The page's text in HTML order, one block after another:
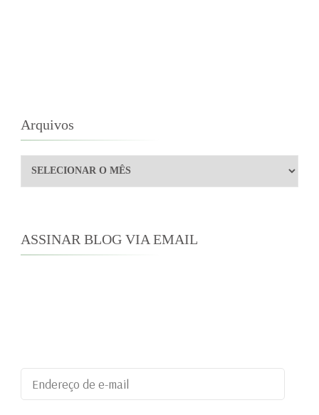
Arquivos
Arquivos
ASSINAR BLOG VIA EMAIL
Endereço
de